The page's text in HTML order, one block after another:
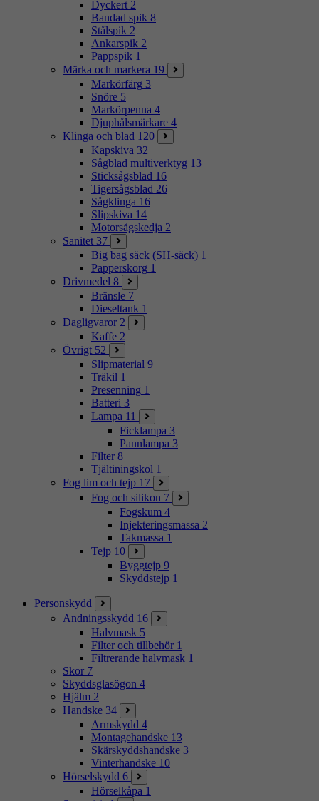
Dyckert 2
Bandad spik 8
Stålspik 2
Ankarspik 2
Pappspik 1
Märka och markera 19
Markörfärg 3
Snöre 5
Markörpenna 4
Djuphålsmärkare 4
Klinga och blad 120
Kapskiva 32
Sågblad multiverktyg 13
Sticksågsblad 16
Tigersågsblad 26
Sågklinga 16
Slipskiva 14
Motorsågskedja 2
Sanitet 37
Big bag säck (SH-säck) 1
Papperskorg 1
Drivmedel 8
Bränsle 7
Dieseltank 1
Dagligvaror 2
Kaffe 2
Övrigt 52
Slipmaterial 9
Träkil 1
Presenning 1
Batteri 3
Lampa 11
Ficklampa 3
Pannlampa 3
Filter 8
Tjältiningskol 1
Fog lim och tejp 17
Fog och silikon 7
Fogskum 4
Injekteringsmassa 2
Takmassa 1
Tejp 10
Byggtejp 9
Skyddstejp 1
Personskydd
Andningsskydd 16
Halvmask 5
Filter och tillbehör 1
Filtrerande halvmask 1
Skor 7
Skyddsglasögon 4
Hjälm 2
Handske 34
Armskydd 4
Montagehandske 13
Skärskyddshandske 3
Vinterhandske 10
Hörselskydd 6
Hörselkåpa 1